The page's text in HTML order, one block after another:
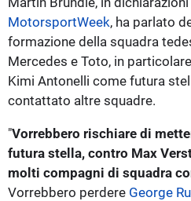
MotorsportWeek, ha parlato
formazione della squadra
Mercedes e Toto, in
Kimi Antonelli come futura
contattato altre squadre.
"Vorrebbero rischiare di
futura stella, contro Max
molti compagni di squadra
Vorrebbero perdere George